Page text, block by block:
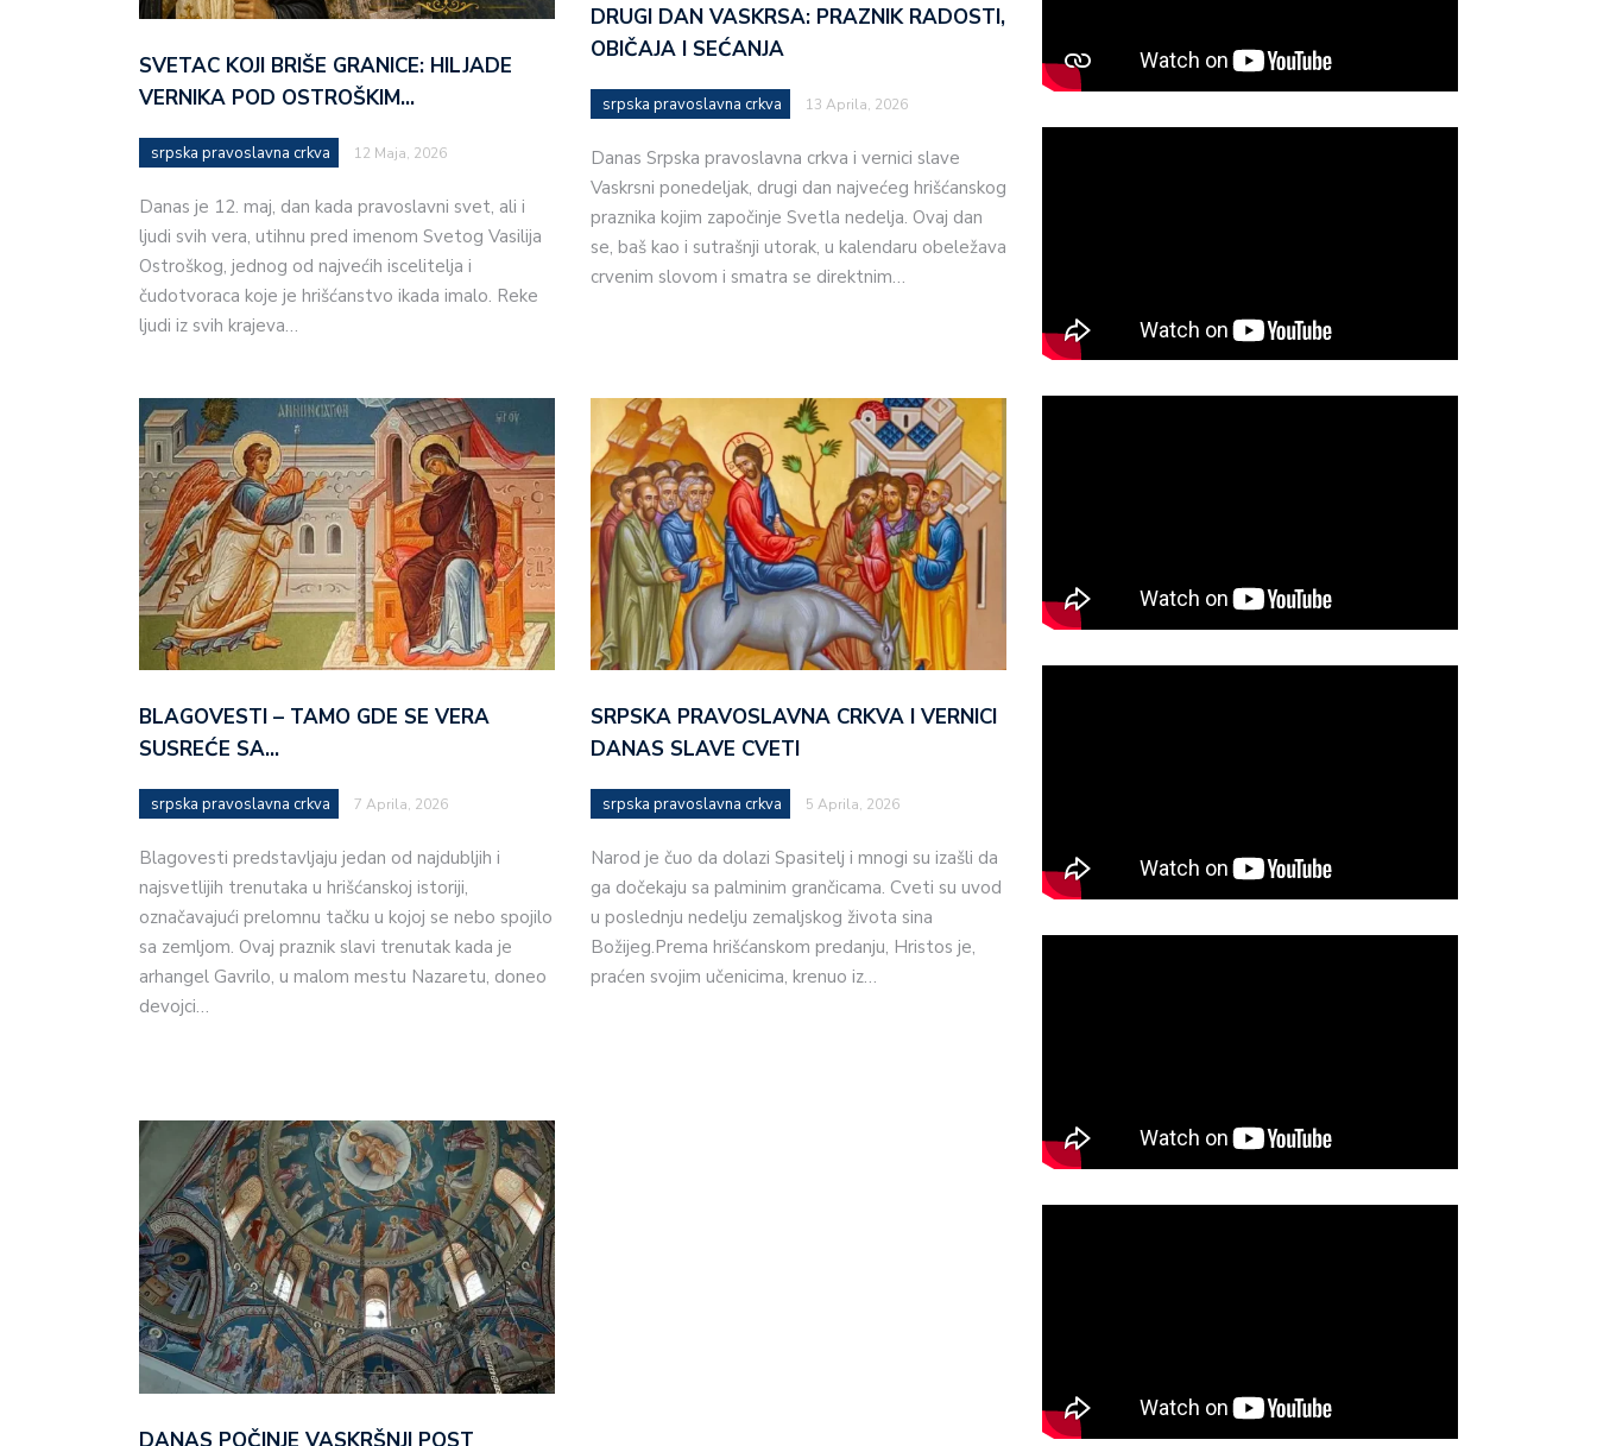
SVETAC KOJI BRIŠE GRANICE: HILJADE
VERNIKA POD OSTROŠKIM…
srpska pravoslavna crkva 12 Maja, 2026
Danas je 12. maj, dan kada pravoslavni svet, ali i
ljudi svih vera, utihnu pred imenom Svetog Vasilija
Ostroškog, jednog od najvećih iscelitelja i
čudotvoraca koje je hrišćanstvo ikada imalo. Reke
ljudi iz svih krajeva…
DRUGI DAN VASKRSA: PRAZNIK RADOSTI,
OBIČAJA I SEĆANJA
srpska pravoslavna crkva 13 Aprila, 2026
Danas Srpska pravoslavna crkva i vernici slave
Vaskrsni ponedeljak, drugi dan najvećeg hrišćanskog
praznika kojim započinje Svetla nedelja. Ovaj dan
se, baš kao i sutrašnji utorak, u kalendaru obeležava
crvenim slovom i smatra se direktnim…
BLAGOVESTI – TAMO GDE SE VERA
SUSREĆE SA…
srpska pravoslavna crkva 7 Aprila, 2026
Blagovesti predstavljaju jedan od najdubljih i
najsvetlijih trenutaka u hrišćanskoj istoriji,
označavajući prelomnu tačku u kojoj se nebo spojilo
sa zemljom. Ovaj praznik slavi trenutak kada je
arhangel Gavrilo, u malom mestu Nazaretu, doneo
devojci…
SRPSKA PRAVOSLAVNA CRKVA I VERNICI
DANAS SLAVE CVETI
srpska pravoslavna crkva 5 Aprila, 2026
Narod je čuo da dolazi Spasitelj i mnogi su izašli da
ga dočekaju sa palminim grančicama. Cveti su uvod
u poslednju nedelju zemaljskog života sina
Božijeg.Prema hrišćanskom predanju, Hristos je,
praćen svojim učenicima, krenuo iz…
DANAS POČINJE VASKRŠNJI POST